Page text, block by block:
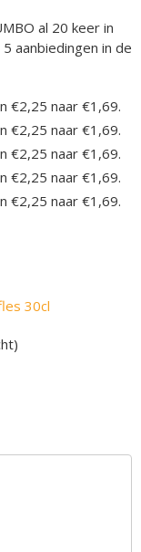
al 20 keer in
aanbiedingen in de
€2,25 naar €1,69.
€2,25 naar €1,69.
€2,25 naar €1,69.
€2,25 naar €1,69.
€2,25 naar €1,69.
30cl